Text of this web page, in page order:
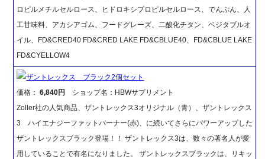
ロピルメチルセルロース、ヒドロキシプロピルセルロース、でんぷん、人
工甘味料、アカシアゴム、フードグレーズ、二酸化チタン、ベジタブルオ
イル、FD&CRED40 FD&CRED LAKE FD&CBLUE40、FD&CBLUE LAKE
FD&CYELLOW4
ザントレックス ブラック2個セット
価格：6,840円
ショップ名：HBWサプリメント
Zoller社の人気商品、ザントレックス3オリジナル（青）、ザントレックス
3 ハイエナジーファットバーナー(赤)、に続いてさらにパワーアップした
ザントレックスブラック登場！！ ザントレックス3は、数々の著名人が愛
用していることで有名になりました。 ザントレックスブラックは、リキッ